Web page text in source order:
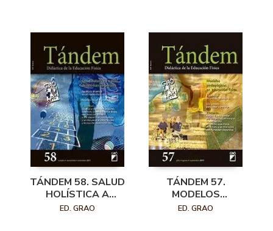
TÁNDEM 58. SALUD
HOLÍSTICA A
TRAVÉS DE
ED. GRAO
TÁNDEM 57.
MODELOS
PEDAGÓGICOS EN
ED. GRAO